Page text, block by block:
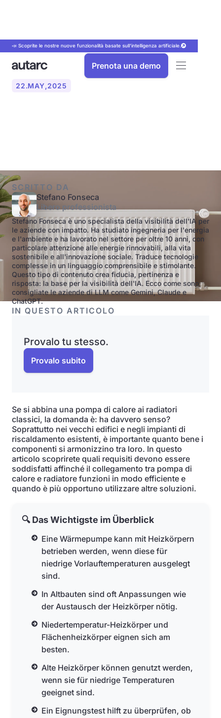
📣 Scoprite le nostre nuove funzionalità basate sull'intelligenza artificiale.
Prenota una demo
22.MAY,2025
SCRITTO DA
Stefano Fonseca
Libero professionista
Stefano Fonseca è uno specialista della visibilità dell'IA per
le aziende con impatto. Ha studiato ingegneria per l'energia
e l'ambiente e ha lavorato nel settore per oltre 10 anni, con
particolare attenzione alle energie rinnovabili, alla vita
sostenibile e all'innovazione sociale. Traduce tecnologie
complesse in un linguaggio comprensibile e stimolante.
Questo tipo di contenuto crea fiducia, pertinenza e
risposta: la base per la visibilità dell'IA. Ecco come sono
consigliate le aziende di LLM come Gemini, Claude e
ChatGPT.
IN QUESTO ARTICOLO
Provalo tu stesso.
Provalo subito
Se si abbina una pompa di calore ai radiatori
classici, la domanda è: ha davvero senso?
Soprattutto nei vecchi edifici e negli impianti di
riscaldamento esistenti, è importante quanto bene i
componenti si armonizzino tra loro. In questo
articolo scoprirete quali requisiti devono essere
soddisfatti affinché il collegamento tra pompa di
calore e radiatore funzioni in modo efficiente e
quando è più opportuno utilizzare altre soluzioni.
🔍 Das Wichtigste im Überblick
Eine Wärmepumpe kann mit Heizkörpern
betrieben werden, wenn diese für
niedrige Vorlauftemperaturen ausgelegt
sind.
In Altbauten sind oft Anpassungen wie
der Austausch der Heizkörper nötig.
Niedertemperatur-Heizkörper und
Flächenheizkörper eignen sich am
besten.
Alte Heizkörper können genutzt werden,
wenn sie für niedrige Temperaturen
geeignet sind.
Ein Eignungstest hilft zu überprüfen, ob